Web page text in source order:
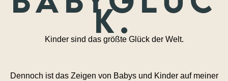
k.
Kinder sind das größte Glück der Welt.
Dennoch ist das Zeigen von Babys und Kinder auf meiner